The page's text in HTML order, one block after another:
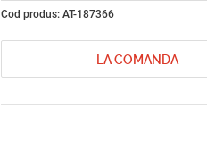
Cod produs: AT-187366
LA COMANDA